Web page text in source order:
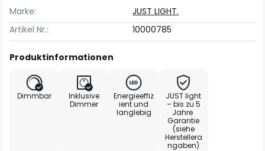
Marke:
JUST LIGHT.
Artikel Nr.:
10000785
Produktinformationen
Dimmbar
Inklusive
Dimmer
Energieeffiz
ient und
langlebig
JUST light
– bis zu 5
Jahre
Garantie
(siehe
Herstellera
ngaben)